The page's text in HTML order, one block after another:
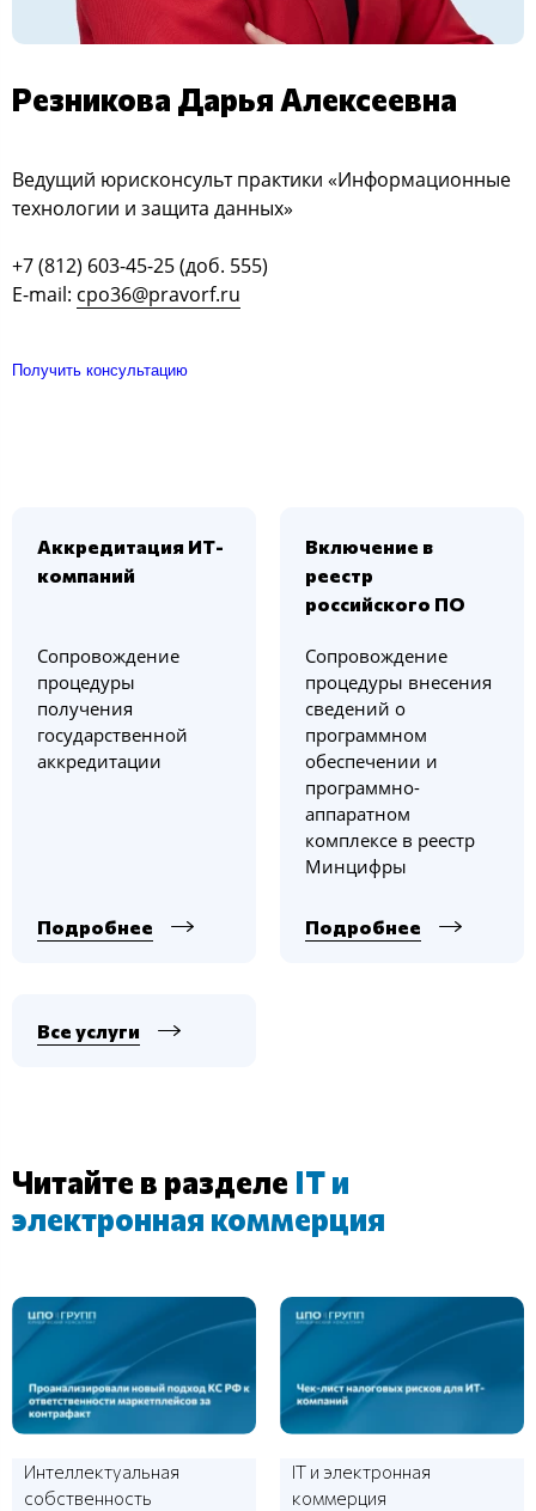
Резникова Дарья Алексеевна
Ведущий юрисконсульт практики «Информационные
технологии и защита данных»
+7 (812) 603-45-25 (доб. 555)
E-mail: cpo36@pravorf.ru
Получить консультацию
Аккредитация ИТ-
компаний
Сопровождение
процедуры
получения
государственной
аккредитации
Подробнее
Включение в
реестр
российского ПО
Сопровождение
процедуры внесения
сведений о
программном
обеспечении и
программно-
аппаратном
комплексе в реестр
Минцифры
Подробнее
Все услуги
Читайте в разделе IT и
электронная коммерция
Интеллектуальная
собственность
IT и электронная
коммерция